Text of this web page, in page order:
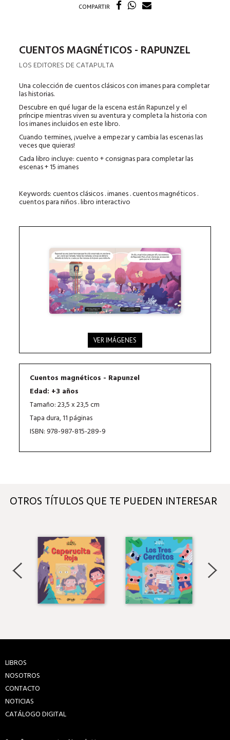
COMPARTIR
CUENTOS MAGNÉTICOS - RAPUNZEL
LOS EDITORES DE CATAPULTA
Una colección de cuentos clásicos con imanes para completar
las historias.
Descubre en qué lugar de la escena están Rapunzel y el
príncipe mientras viven su aventura y completa la historia con
los imanes incluidos en este libro.
Cuando termines, ¡vuelve a empezar y cambia las escenas las
veces que quieras!
Cada libro incluye: cuento + consignas para completar las
escenas + 15 imanes
Keywords: cuentos clásicos . imanes . cuentos magnéticos .
cuentos para niños . libro interactivo
VER IMÁGENES
Cuentos magnéticos - Rapunzel
Edad: +3 años
Tamaño: 23,5 x 23,5 cm
Tapa dura, 11 páginas
ISBN: 978-987-815-289-9
OTROS TÍTULOS QUE TE PUEDEN INTERESAR
LIBROS
NOSOTROS
CONTACTO
NOTICIAS
CATÁLOGO DIGITAL